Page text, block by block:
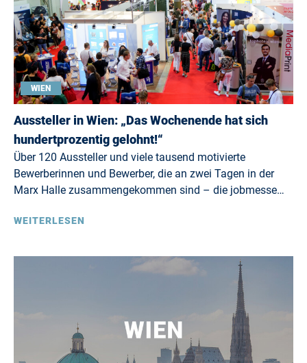
WIEN
Aussteller in Wien: „Das Wochenende hat sich
hundertprozentig gelohnt!“
Über 120 Aussteller und viele tausend motivierte
Bewerberinnen und Bewerber, die an zwei Tagen in der
Marx Halle zusammengekommen sind – die jobmesse…
WEITERLESEN